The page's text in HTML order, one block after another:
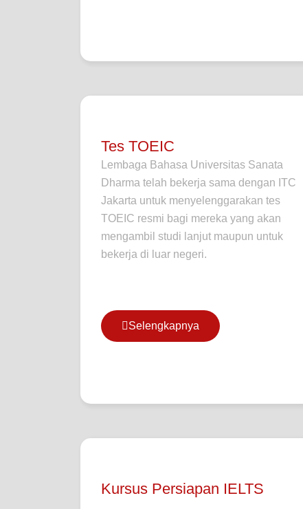
Tes TOEIC
Lembaga Bahasa Universitas Sanata
Dharma telah bekerja sama dengan ITC
Jakarta untuk menyelenggarakan tes
TOEIC resmi bagi mereka yang akan
mengambil studi lanjut maupun untuk
bekerja di luar negeri.
Selengkapnya
Kursus Persiapan IELTS